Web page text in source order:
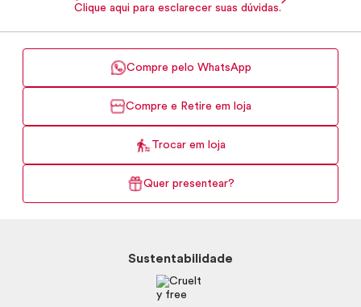
Clique aqui para esclarecer suas dúvidas.
Compre pelo WhatsApp
Compre e Retire em loja
Trocar em loja
Quer presentear?
Sustentabilidade